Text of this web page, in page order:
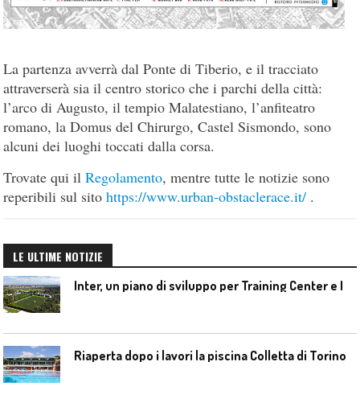
La partenza avverrà dal Ponte di Tiberio, e il tracciato
attraverserà sia il centro storico che i parchi della città:
l’arco di Augusto, il tempio Malatestiano, l’anfiteatro
romano, la Domus del Chirurgo, Castel Sismondo, sono
alcuni dei luoghi toccati dalla corsa.
Trovate qui ilRegolamento, mentre tutte le notizie sono
reperibili sul sitohttps://www.urban-obstaclerace.it/ .
LE ULTIME NOTIZIE
Riaperta dopo i lavori la piscina Colletta di Torino